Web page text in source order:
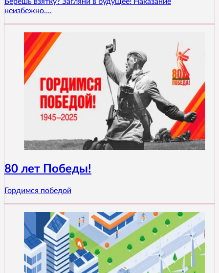
Берешь взятку? Загляни в будущее! Наказание
неизбежно....
80 лет Победы!
Гордимся победой